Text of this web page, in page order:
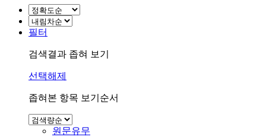
필터
검색결과 좁혀 보기
선택해제
좁혀본 항목 보기순서
원문유무